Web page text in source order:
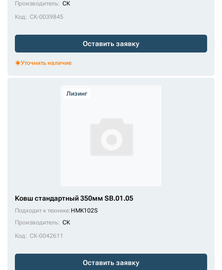
Производитель: СК
Код: СК-0039845
Оставить заявку
Уточнить наличие
Лизинг
Ковш стандартный 350мм SB.01.05
Подходит к технике:HMK102S
Производитель: СК
Код: СК-0042611
Оставить заявку